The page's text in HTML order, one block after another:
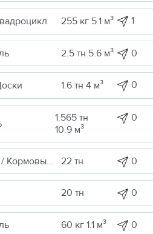
255 кг 5.1 м³ 1
2.5 тн 5.6 м³ 0
1.6 тн 4 м³ 0
1.565 тн
10.9 м³
0
Сельскохоз. продукция / Кормовые/пищевые добавки 22 тн 0
20 тн 0
60 кг 1.1 м³ 0